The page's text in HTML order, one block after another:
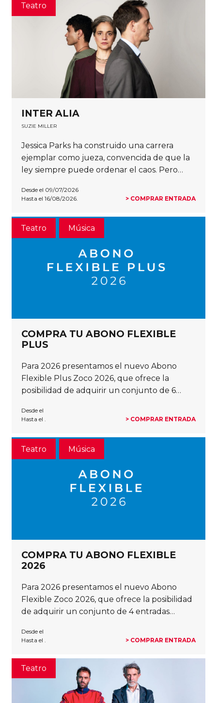
Teatro
INTER ALIA
SUZIE MILLER
Jessica Parks ha construido una carrera
ejemplar como jueza, convencida de que la
ley siempre puede ordenar el caos. Pero…
Desde el 09/07/2026
Hasta el 16/08/2026.
> COMPRAR ENTRADA
Teatro Música
COMPRA TU ABONO FLEXIBLE
PLUS
Para 2026 presentamos el nuevo Abono
Flexible Plus Zoco 2026, que ofrece la
posibilidad de adquirir un conjunto de 6…
Desde el
Hasta el .
> COMPRAR ENTRADA
Teatro Música
COMPRA TU ABONO FLEXIBLE
2026
Para 2026 presentamos el nuevo Abono
Flexible Zoco 2026, que ofrece la posibilidad
de adquirir un conjunto de 4 entradas…
Desde el
Hasta el .
> COMPRAR ENTRADA
Teatro